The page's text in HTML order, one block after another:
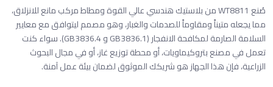
صُنع WT8811 من بلاستيك هندسي عالي القوة ومطاط مركب مانع للانزلاق،
مما يجعله متيناً ومقاوماً للصدمات والغبار، وهو مصمم ليتوافق مع معايير
السلامة الصارمة لمكافحة الانفجار (GB3836.1 و GB3836.4). سواء كنت
تعمل في مصنع بتروكيماويات، أو محطة توزيع غاز، أو في مجال البحوث
الزراعية، فإن هذا الجهاز هو شريكك الموثوق لضمان بيئة عمل آمنة.